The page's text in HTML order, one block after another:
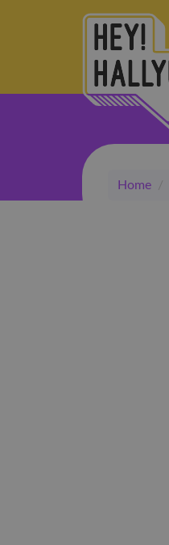
Home /